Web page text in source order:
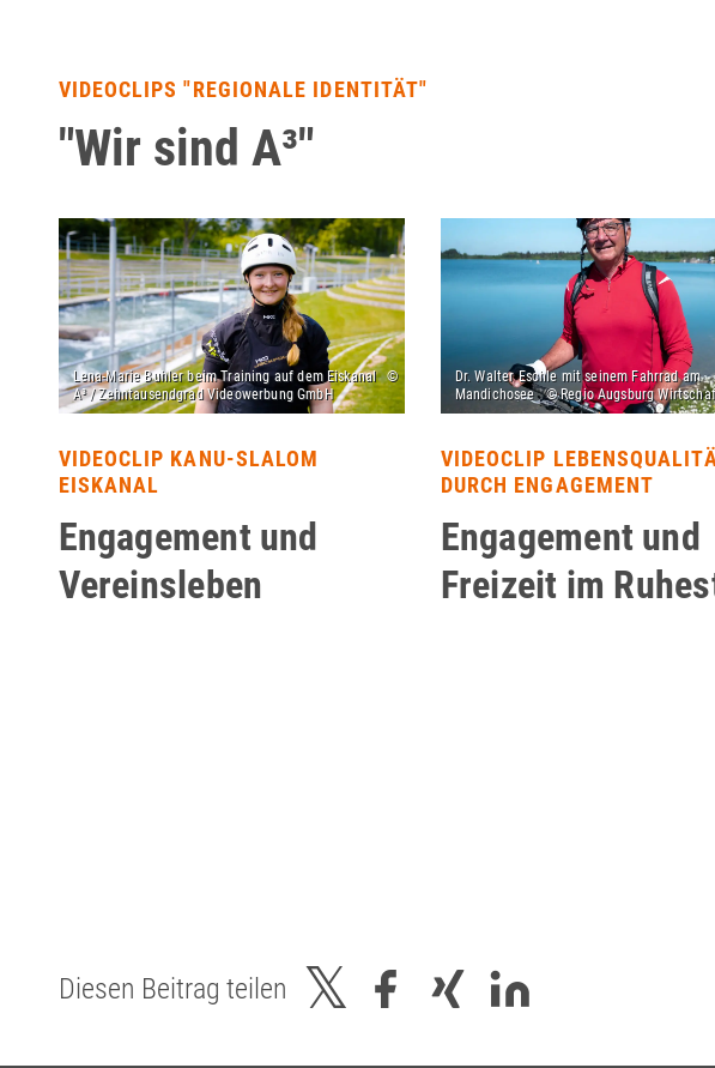
VIDEOCLIPS "REGIONALE IDENTITÄT"
"Wir sind A³"
VIDEOCLIP KANU-SLALOM
EISKANAL
Engagement und
Vereinsleben
VIDEOCLIP
DURCH ENGAGEMENT
Engagement und
Freizeit im
Diesen Beitrag teilen